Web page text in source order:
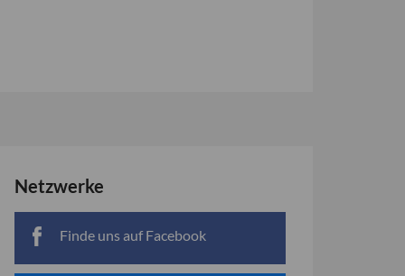
Netzwerke
Finde uns auf Facebook